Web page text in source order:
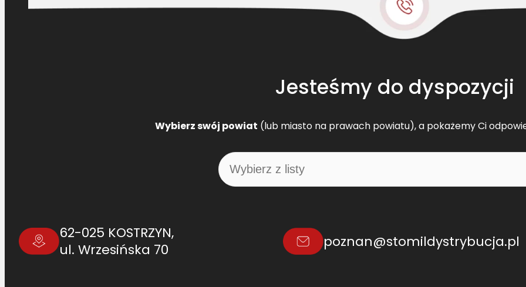
Jesteśmy do dyspozycji
Wybierz swój powiat (lub miasto na prawach powiatu), a pokażemy Ci
62-025 KOSTRZYN,
ul. Wrzesińska 70
poznan@stomildystrybucja.pl